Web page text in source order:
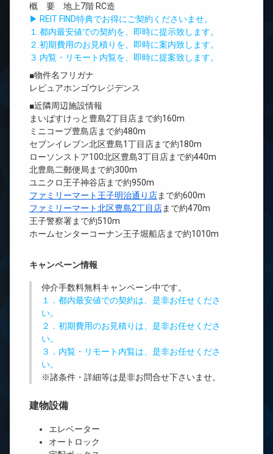
概 要 地上7階 RC造
▶ REIT FIND特典でお得にご契約くださいませ。
１.都内最安値での契約を、即時に提示致します。
２.初期費用のお見積りを、即時に案内致します。
３.内覧・リモート内覧を、即時に提案致します。
■物件名フリガナ
レピュアホンゴウレジデンス
■近隣周辺施設情報
まいばすけっと豊島2丁目店まで約160m
ミニコープ豊島店まで約480m
セブンイレブン北区豊島1丁目店まで約180m
ローソンストア100北区豊島3丁目店まで約440m
北豊島二郵便局まで約300m
ユニクロ王子神谷店まで約950m
ファミリーマート王子明治通り店まで約600m
ファミリーマート北区豊島2丁目店まで約470m
王子警察署まで約510m
ホームセンターコーナン王子堀船店まで約1010m
キャンペーン情報
仲介手数料無料キャンペーン中です。
１．都内最安値での契約は、是非お任せくださ
い。
２．初期費用のお見積りは、是非お任せくださ
い。
３．内覧・リモート内覧は、是非お任せくださ
い。
※諸条件・詳細等は是非お問合せ下さいませ。
建物設備
エレベーター
オートロック